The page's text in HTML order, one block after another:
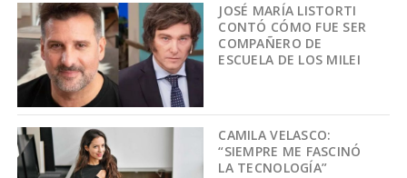
JOSÉ MARÍA LISTORTI
CONTÓ CÓMO FUE SER
COMPAÑERO DE
ESCUELA DE LOS MILEI
CAMILA VELASCO:
“SIEMPRE ME FASCINÓ
LA TECNOLOGÍA”